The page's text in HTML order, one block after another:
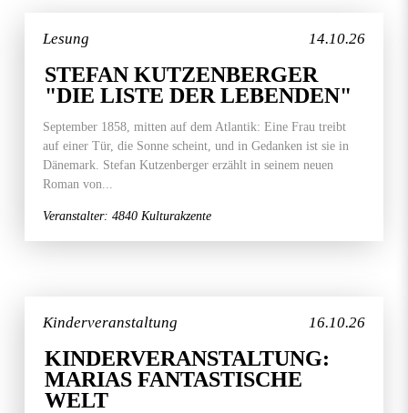
14.10.26
Lesung
STEFAN KUTZENBERGER
"DIE LISTE DER LEBENDEN"
September 1858, mitten auf dem Atlantik: Eine Frau treibt
auf einer Tür, die Sonne scheint, und in Gedanken ist sie in
Dänemark. Stefan Kutzenberger erzählt in seinem neuen
Roman von...
Veranstalter: 4840 Kulturakzente
16.10.26
Kinderveranstaltung
KINDERVERANSTALTUNG:
MARIAS FANTASTISCHE
WELT